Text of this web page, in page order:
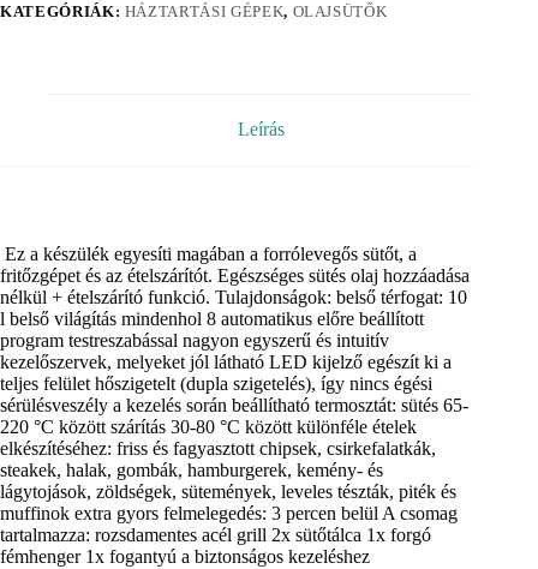
KATEGÓRIÁK: HÁZTARTÁSI GÉPEK, OLAJSÜTŐK
Leírás
Ez a készülék egyesíti magában a forrólevegős sütőt, a
fritőzgépet és az ételszárítót. Egészséges sütés olaj hozzáadása
nélkül + ételszárító funkció. Tulajdonságok: belső térfogat: 10
l belső világítás mindenhol 8 automatikus előre beállított
program testreszabással nagyon egyszerű és intuitív
kezelőszervek, melyeket jól látható LED kijelző egészít ki a
teljes felület hőszigetelt (dupla szigetelés), így nincs égési
sérülésveszély a kezelés során beállítható termosztát: sütés 65-
220 °C között szárítás 30-80 °C között különféle ételek
elkészítéséhez: friss és fagyasztott chipsek, csirkefalatkák,
steakek, halak, gombák, hamburgerek, kemény- és
lágytojások, zöldségek, sütemények, leveles tészták, piték és
muffinok extra gyors felmelegedés: 3 percen belül A csomag
tartalmazza: rozsdamentes acél grill 2x sütőtálca 1x forgó
fémhenger 1x fogantyú a biztonságos kezeléshez